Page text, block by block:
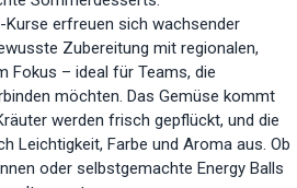
Kurse erfreuen sich wachsender
Zubereitung mit regionalen,
Fokus – ideal für Teams, die
möchten. Das Gemüse kommt
werden frisch gepflückt, und die
Leichtigkeit, Farbe und Aroma aus. Ob
oder selbstgemachte Energy Balls